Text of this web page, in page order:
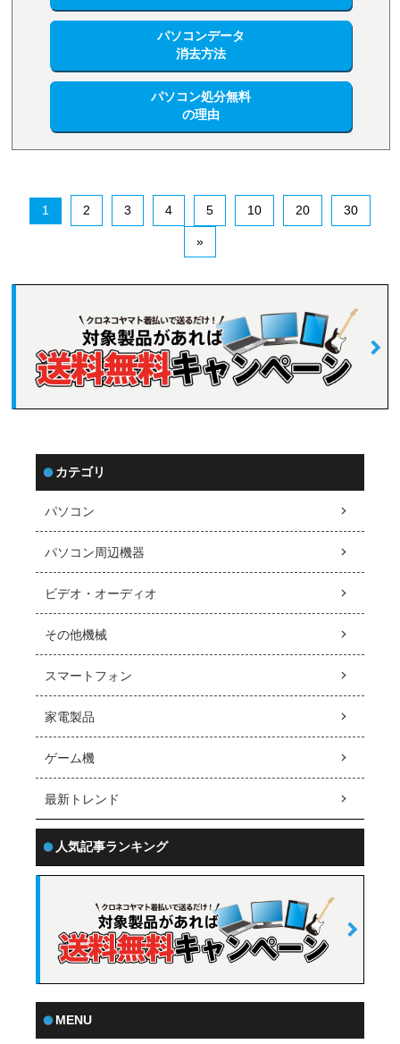
パソコンデータ
消去方法
パソコン処分無料
の理由
1 2 3 4 5 10 20 30
»
カテゴリ
パソコン
パソコン周辺機器
ビデオ・オーディオ
その他機械
スマートフォン
家電製品
ゲーム機
最新トレンド
人気記事ランキング
MENU